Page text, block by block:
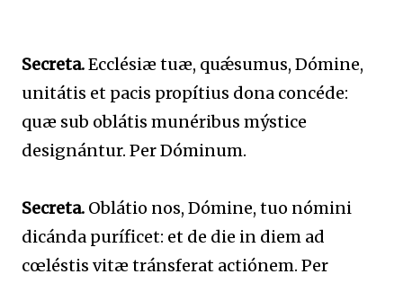
Secreta.Ecclésiæ tuæ, quǽsumus, Dómine,
unitátis et pacis propítius dona concéde:
quæ sub oblátis munéribus mýstice
designántur. Per Dóminum.
Secreta. Oblátio nos, Dómine, tuo nómini
dicánda puríficet: et de die in diem ad
cœléstis vitæ tránsferat actiónem. Per